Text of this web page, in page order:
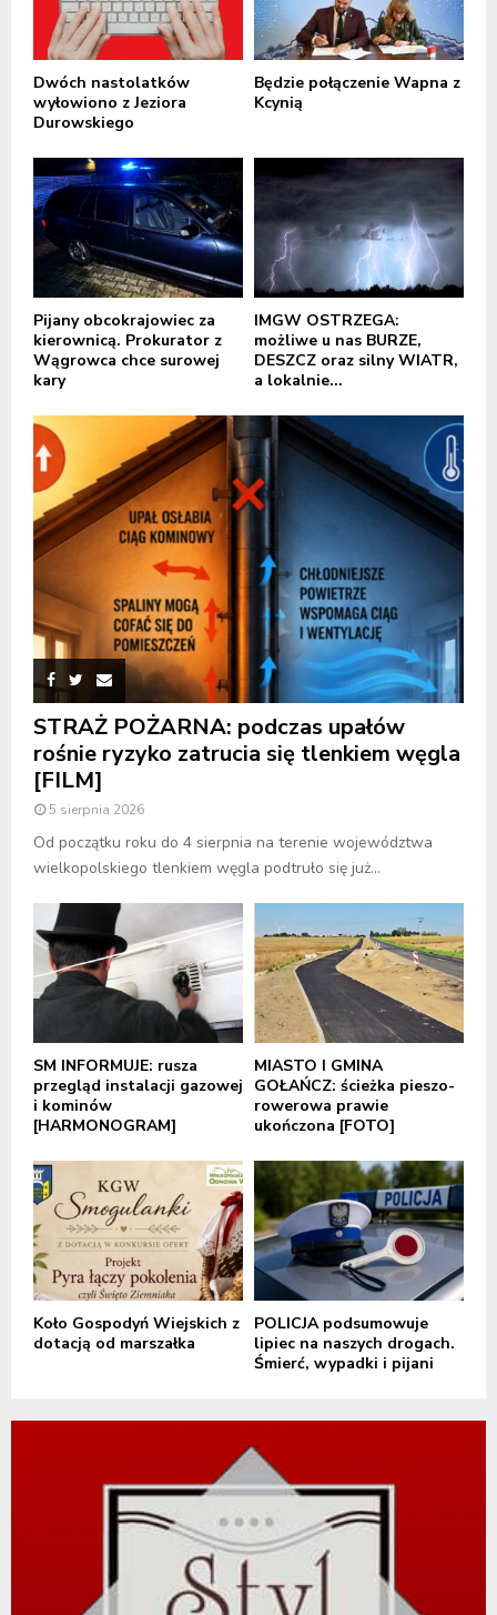
Dwóch nastolatków
wyłowiono z Jeziora
Durowskiego
Będzie połączenie Wapna z
Kcynią
Pijany obcokrajowiec za
kierownicą. Prokurator z
Wągrowca chce surowej
kary
IMGW OSTRZEGA:
możliwe u nas BURZE,
DESZCZ oraz silny WIATR,
a lokalnie...
STRAŻ POŻARNA: podczas upałów
rośnie ryzyko zatrucia się tlenkiem węgla
[FILM]
5 sierpnia 2026
Od początku roku do 4 sierpnia na terenie województwa
wielkopolskiego tlenkiem węgla podtruło się już...
SM INFORMUJE: rusza
przegląd instalacji gazowej
i kominów
[HARMONOGRAM]
MIASTO I GMINA
GOŁAŃCZ: ścieżka pieszo-
rowerowa prawie
ukończona [FOTO]
Koło Gospodyń Wiejskich z
dotacją od marszałka
POLICJA podsumowuje
lipiec na naszych drogach.
Śmierć, wypadki i pijani